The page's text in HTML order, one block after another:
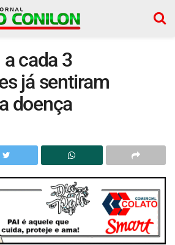
cada 3
já sentiram
doença